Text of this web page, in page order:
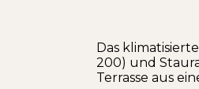
Das
200) und
Terrasse aus